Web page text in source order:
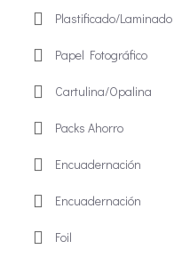
Plastificado/Laminado
Papel Fotográfico
Cartulina/Opalina
Packs Ahorro
Encuadernación
Encuadernación
Foil